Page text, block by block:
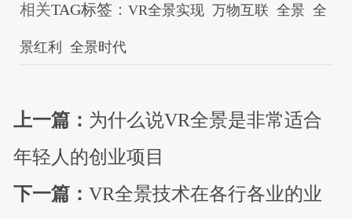
相关TAG标签 ：VR全景实现 万物互联 全景 全
景红利 全景时代
上一篇： 为什么说VR全景是非常适合
年轻人的创业项目
下一篇： VR全景技术在各行各业的业